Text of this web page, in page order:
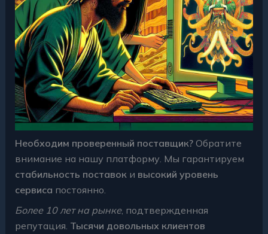
Необходим проверенный поставщик?Обратите
внимание на нашу платформу. Мы гарантируем
стабильность поставок и высокий уровень
сервиса постоянно.
Более 10 лет на рынке, подтвержденная
репутация. Тысячи довольных клиентов